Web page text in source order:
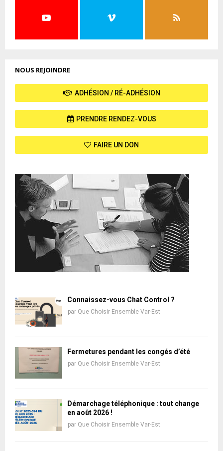
NOUS REJOINDRE
ADHÉSION / RÉ-ADHÉSION
PRENDRE RENDEZ-VOUS
FAIRE UN DON
Connaissez-vous Chat Control ?
par Que Choisir Ensemble Var-Est
Fermetures pendant les congés d’été
par Que Choisir Ensemble Var-Est
Démarchage téléphonique : tout change
en août 2026 !
par Que Choisir Ensemble Var-Est